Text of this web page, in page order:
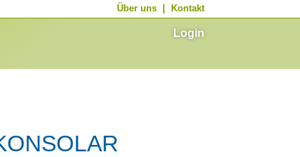
Über uns| Kontakt
Login